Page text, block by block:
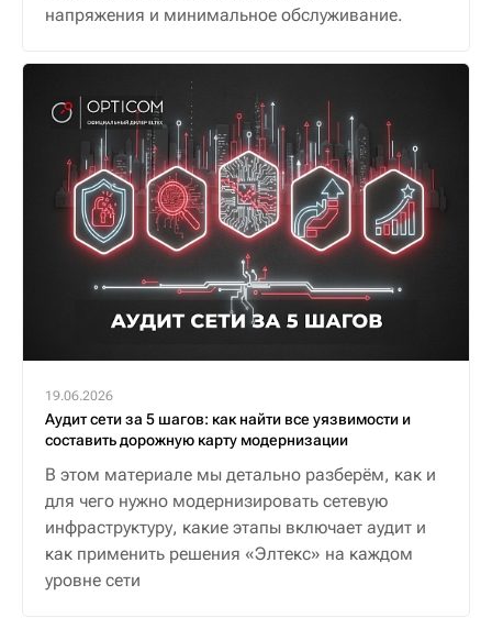
напряжения и минимальное обслуживание.
19.06.2026
Аудит сети за 5 шагов: как найти все уязвимости и
составить дорожную карту модернизации
В этом материале мы детально разберём, как и
для чего нужно модернизировать сетевую
инфраструктуру, какие этапы включает аудит и
как применить решения «Элтекс» на каждом
уровне сети